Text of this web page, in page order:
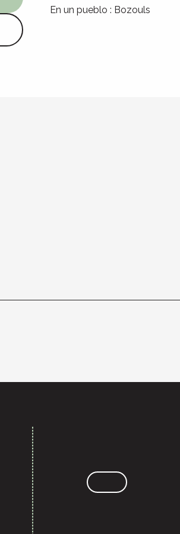
En un pueblo : Bozouls